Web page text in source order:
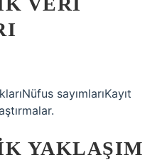
sayımlarıKayıt
YAKLAŞIM